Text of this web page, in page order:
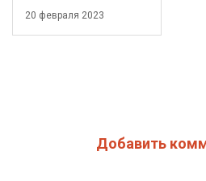
20 февраля 2023
Добавить